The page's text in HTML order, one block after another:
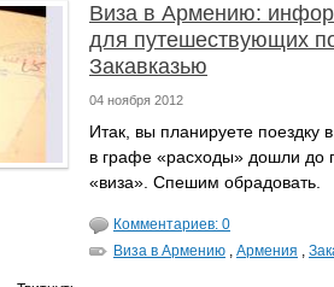
Виза в Армению:
для путешествующих
Закавказью
04 ноября 2012
Итак, вы планируете поездку
в графе «расходы» дошли до
«виза». Спешим обрадовать.
Комментариев: 0
Виза в Армению , Армения ,